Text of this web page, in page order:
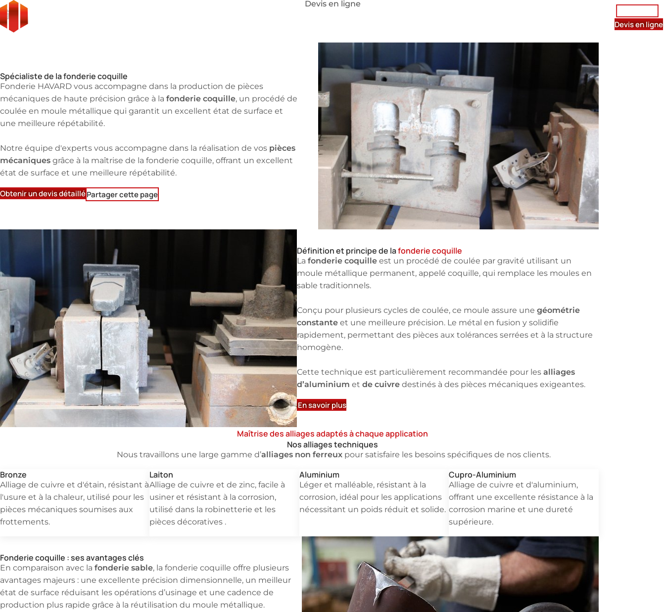
Devis en ligne
Devis en ligne
Fonderie coquille : précision et performance
Spécialiste de la fonderie coquille
Fonderie HAVARD vous accompagne dans la production de pièces
mécaniques de haute précision grâce à la fonderie coquille, un procédé de
coulée en moule métallique qui garantit un excellent état de surface et
une meilleure répétabilité.
Notre équipe d'experts vous accompagne dans la réalisation de vos pièces
mécaniquesgrâce à la maîtrise de la fonderie coquille, offrant un excellent
état de surface et une meilleure répétabilité.
Obtenir un devis détailléPartager cette page
Définition et principe de lafonderie coquille
La fonderie coquilleest un procédé de coulée par gravité utilisant un
moule métallique permanent, appelé coquille, qui remplace les moules en
sable traditionnels.
Conçu pour plusieurs cycles de coulée, ce moule assure une géométrie
constanteet une meilleure précision. Le métal en fusion y solidifie
rapidement, permettant des pièces aux tolérances serrées et à la structure
homogène.
Cette technique est particulièrement recommandée pour lesalliages
d’aluminium et de cuivredestinés à des pièces mécaniques exigeantes.
En savoir plus
Nos alliages techniques
Maîtrise des alliages adaptés à chaque application
Nous travaillons une large gamme d’alliages non ferreuxpour satisfaire les besoins spécifiques de nos clients.
Bronze
Alliage de cuivre et d'étain, résistant à
l'usure et à la chaleur, utilisé pour les
pièces mécaniques soumises aux
frottements.
Laiton
Alliage de cuivre et de zinc, facile à
usiner et résistant à la corrosion,
utilisé dans la robinetterie et les
pièces décoratives .
Aluminium
Léger et malléable, résistant à la
corrosion, idéal pour les applications
nécessitant un poids réduit et solide.
Cupro-Aluminium
Alliage de cuivre et d'aluminium,
offrant une excellente résistance à la
corrosion marine et une dureté
supérieure.
Fonderie coquille : ses avantages clés
En comparaison avec la fonderie sable, la fonderie coquille offre plusieurs
avantages majeurs : une excellente précision dimensionnelle, un meilleur
état de surface réduisant les opérations d’usinage et une cadence de
production plus rapide grâce à la réutilisation du moule métallique.